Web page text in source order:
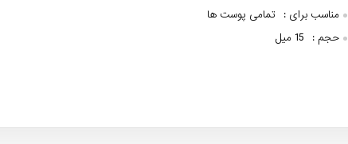
مناسب برای :
تمامی پوست ها
حجم :
15 میل